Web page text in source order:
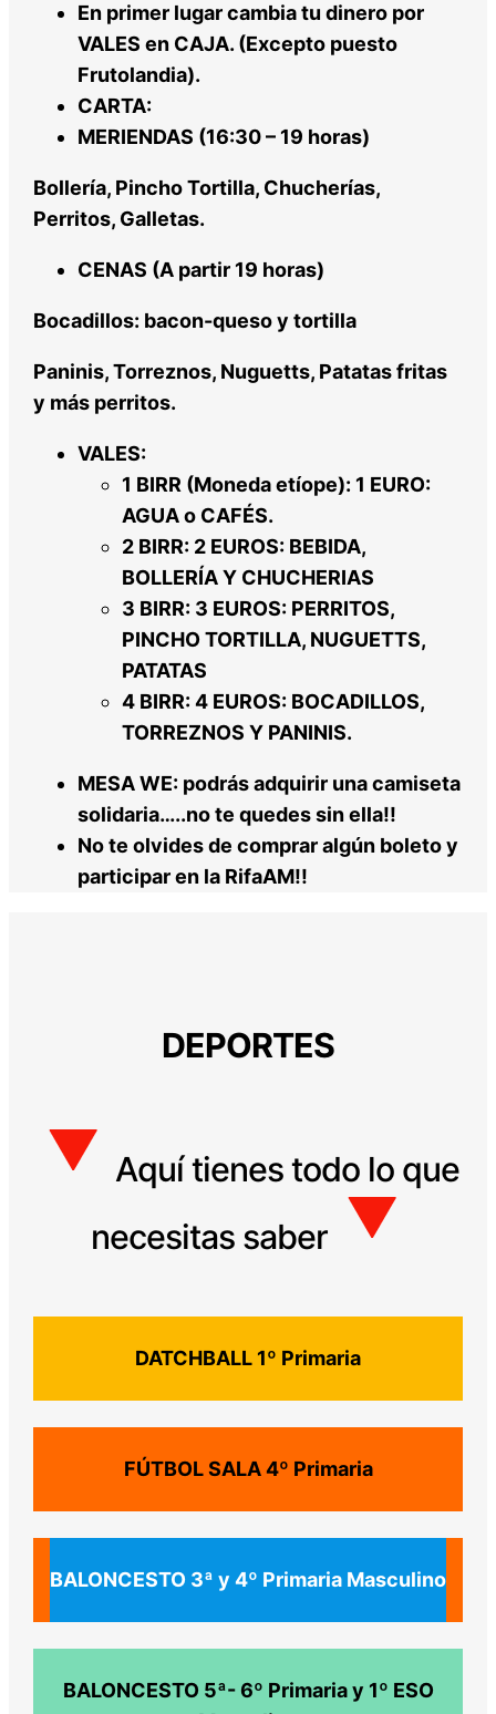
En primer lugar cambia tu dinero por
VALES en CAJA. (Excepto puesto
Frutolandia).
CARTA:
MERIENDAS (16:30 – 19 horas)
Bollería, Pincho Tortilla, Chucherías,
Perritos, Galletas.
CENAS (A partir 19 horas)
Bocadillos: bacon-queso y tortilla
Paninis, Torreznos, Nuguetts, Patatas fritas
y más perritos.
VALES:
1 BIRR (Moneda etíope): 1 EURO:
AGUA o CAFÉS.
2 BIRR: 2 EUROS: BEBIDA,
BOLLERÍA Y CHUCHERIAS
3 BIRR: 3 EUROS: PERRITOS,
PINCHO TORTILLA, NUGUETTS,
PATATAS
4 BIRR: 4 EUROS: BOCADILLOS,
TORREZNOS Y PANINIS.
MESA WE: podrás adquirir una camiseta
solidaria…..no te quedes sin ella!!
No te olvides de comprar algún boleto y
participar en la RifaAM!!
DEPORTES
Aquí tienes todo lo que
necesitas saber
DATCHBALL 1º Primaria
FÚTBOL SALA4º Primaria
BALONCESTO 3ª y 4º Primaria Masculino
BALONCESTO5ª- 6º Primaria y 1º ESO